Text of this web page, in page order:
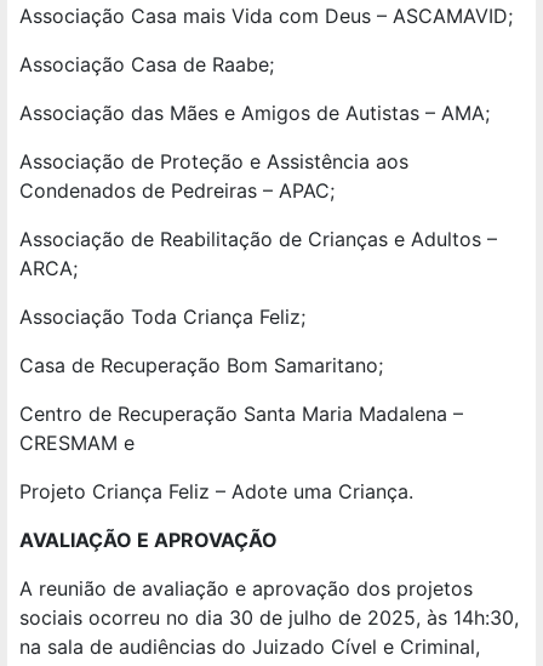
Associação Casa mais Vida com Deus – ASCAMAVID;
Associação Casa de Raabe;
Associação das Mães e Amigos de Autistas – AMA;
Associação de Proteção e Assistência aos
Condenados de Pedreiras – APAC;
Associação de Reabilitação de Crianças e Adultos –
ARCA;
Associação Toda Criança Feliz;
Casa de Recuperação Bom Samaritano;
Centro de Recuperação Santa Maria Madalena –
CRESMAM e
Projeto Criança Feliz – Adote uma Criança.
AVALIAÇÃO E APROVAÇÃO
A reunião de avaliação e aprovação dos projetos
sociais ocorreu no dia 30 de julho de 2025, às 14h:30,
na sala de audiências do Juizado Cível e Criminal,